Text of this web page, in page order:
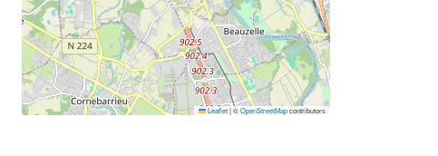
Leaflet |©OpenStreetMapcontributors